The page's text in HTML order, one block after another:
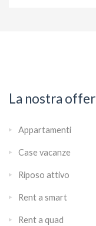
La nostra
Appartamenti
Case vacanze
Riposo attivo
Rent a smart
Rent a quad